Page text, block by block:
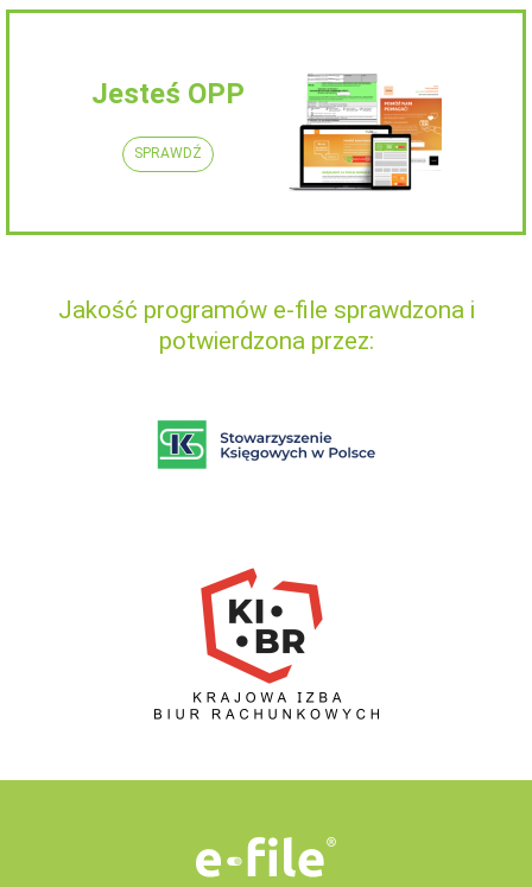
Jesteś OPP
SPRAWDŹ
Jakość programów e-file sprawdzona i
potwierdzona przez: